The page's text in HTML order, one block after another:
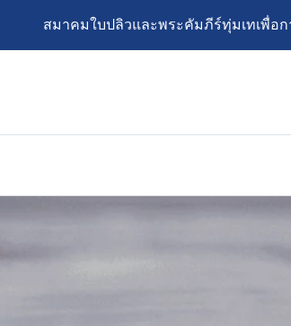
สมาคมใบปลิวและพระคัมภีร์ทุ่มเทเพื่อ